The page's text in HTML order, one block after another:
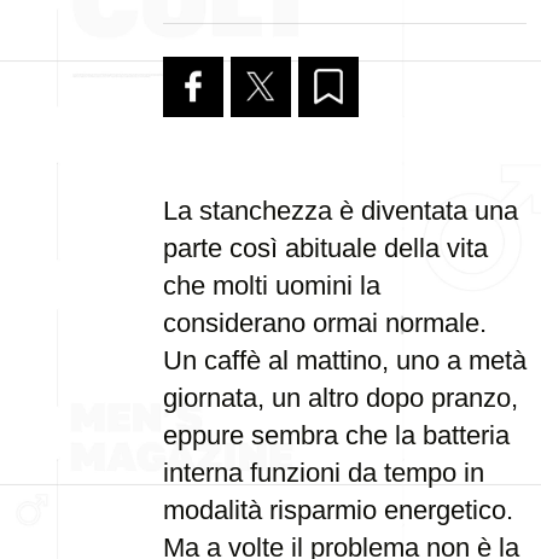
La stanchezza è diventata una
parte così abituale della vita
che molti uomini la
considerano ormai normale.
Un caffè al mattino, uno a metà
giornata, un altro dopo pranzo,
eppure sembra che la batteria
interna funzioni da tempo in
modalità risparmio energetico.
Ma a volte il problema non è la